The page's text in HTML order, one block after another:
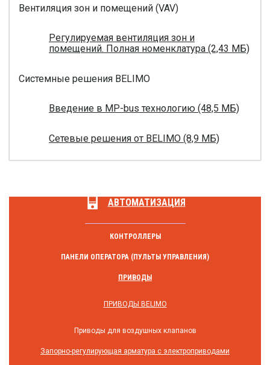
Вентиляция зон и помещений (VAV)
Регулируемая вентиляция зон и
помещений. Полная номенклатура (2,43 МБ)
Системные решения BELIMO
Введение в MP-bus технологию (48,5 МБ)
Сетевые решения от BELIMO (8,9 МБ)
АВТОМАТИЗАЦИЯ
КОНТРОЛЛЕРЫ
ПАНЕЛИ ОПЕРАТОРА (ПУЛЬТЫ УПРАВЛЕНИЯ)
ПРИВОДЫ
ПРИВОДЫ BELIMO
Приводы для воздушных клапанов
Запорно-регулирующая арматура с электроприводами